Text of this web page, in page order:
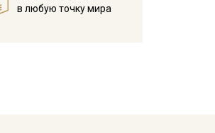
в любую точку мира